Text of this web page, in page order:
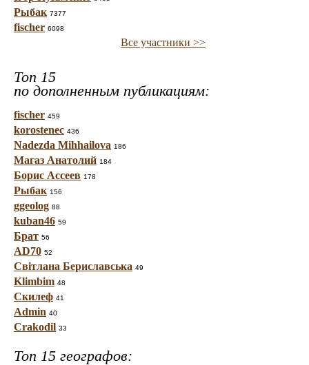
Рыбак 7377
fischer 6098
Все участники >>
Топ 15
по дополненным публикациям:
fischer 459
korostenec 436
Nadezda Mihhailova 186
Магаз Анатолий 184
Борис Ассеев 178
Рыбак 156
ggeolog 88
kuban46 59
Брат 56
AD70 52
Світлана Бериславська 49
Klimbim 48
Скилеф 41
Admin 40
Crakodil 33
Топ 15 географов: